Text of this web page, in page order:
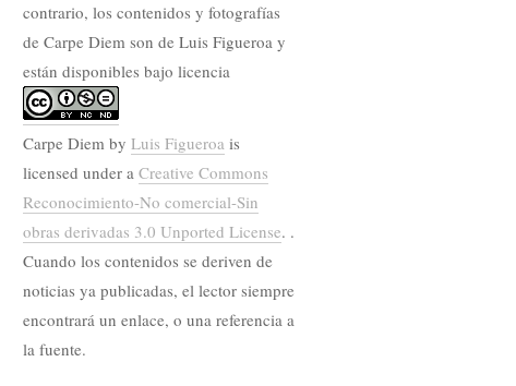
contrario, los contenidos y fotografías
de Carpe Diem son de Luis Figueroa y
están disponibles bajo licencia
Carpe Diem by Luis Figueroa is
licensed under a Creative Commons
Reconocimiento-No comercial-Sin
obras derivadas 3.0 Unported License. .
Cuando los contenidos se deriven de
noticias ya publicadas, el lector siempre
encontrará un enlace, o una referencia a
la fuente.